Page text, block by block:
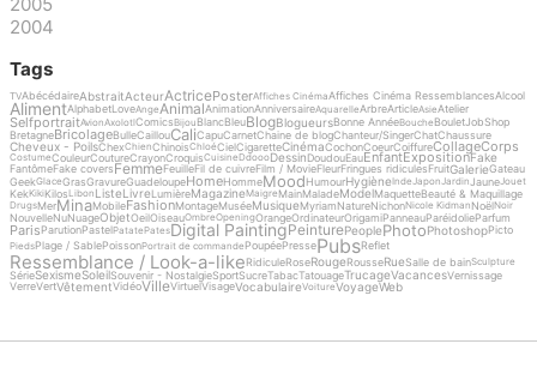
2005
2004
Tags
TVAbécédaireAbstraitActeurActricePosterAffiches CinémaAffiches Cinéma RessemblancesAlcool
AlimentAlphabetLoveAngeAnimalAnimationAnniversaireAquarelleArbreArticleAsieAtelier
SelfportraitAvionAxolotlComicsBijou BlancBleuBlogBlogueursBonne AnnéeBouche BouletJobShop
BretagneBricolageBulleCaillouCaliCapuCarnetChaine de blogChanteur/SingerChatChaussure
Cheveux - PoilsChexChienChinoisChloéCielCigaretteCinémaCochonCoeurCoiffureCollageCorps
CostumeCouleurCoutureCrayonCroquisCuisineDdoooDessinDoudouEauEnfantExpositionFake
FantômeFake coversFemmeFeuilleFil de cuivreFilm / MovieFleurFringues ridiculesFruitGalerieGateau
GeekGlaceGrasGravureGuadeloupeHomeHommeMoodHumourHygièneIndeJaponJardinJauneJouet
KekKikiKilosLibon ListeLivreLumièreMagazineMaigre MainMaladeModelMaquetteBeauté & Maquillage
DrugsMerMinaMobileFashionMontageMuséeMusiqueMyriamNatureNichonNicole Kidman NoëlNoir
NouvelleNuNuageObjetOeilOiseauOmbreOpeningOrangeOrdinateurOrigamiPanneauParéidolieParfum
ParisParutionPastel PatatePatesDigital PaintingPeinturePeoplePhotoPhotoshopPicto
PiedsPlage / SablePoissonPortrait de commande PoupéePressePubsReflet
Ressemblance / Look-a-likeRidiculeRoseRougeRousseRueSalle de bainSculpture
SérieSexismeSoleilSouvenir - NostalgieSportSucreTabacTatouageTrucageVacancesVernissage
VerreVertVêtementVidéoVilleVirtuelVisageVocabulaireVoitureVoyageWeb